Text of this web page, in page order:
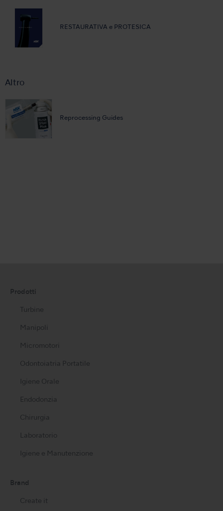
RESTAURATIVA e PROTESICA
Altro
Reprocessing Guides
Prodotti
Turbine
Manipoli
Micromotori
Odontoiatria Portatile
Igiene Orale
Endodonzia
Chirurgia
Laboratorio
Igiene e Manutenzione
Brand
Create it